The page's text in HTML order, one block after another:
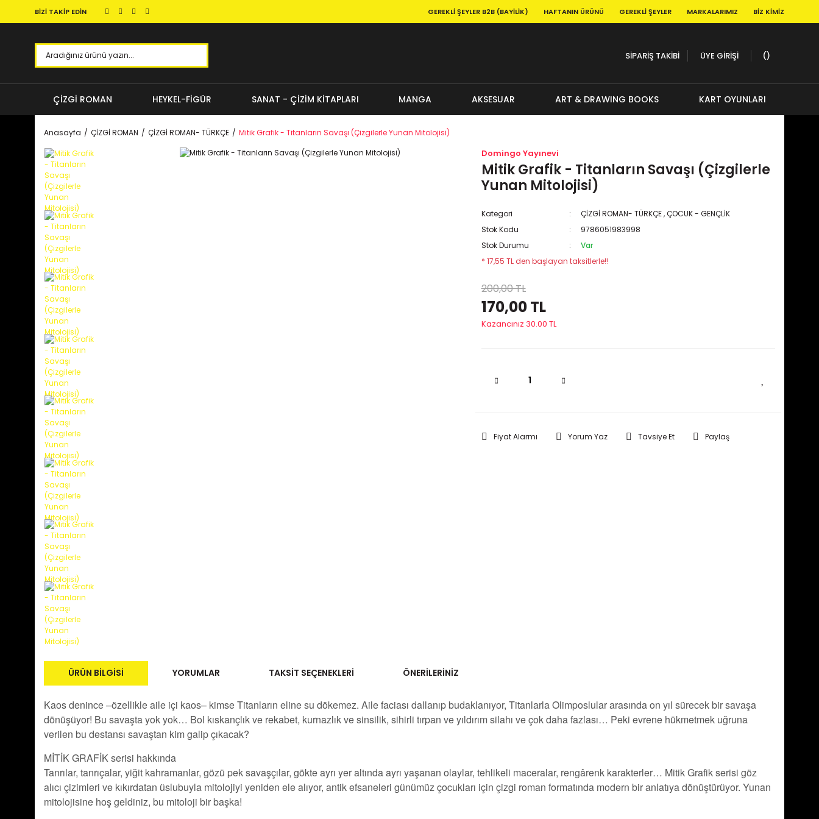
BİZİ TAKİP EDİN GEREKLI ŞEYLER B2B (BAYILIK) HAFTANIN ÜRÜNÜ GEREKLI ŞEYLER MARKALARIMIZ BIZ KIMIZ
SİPARİŞ TAKİBİ ÜYE GİRİŞİ
ÇİZGİ ROMAN HEYKEL-FİGÜR SANAT - ÇİZİM KİTAPLARI MANGA AKSESUAR ART & DRAWING BOOKS KART OYUNLARI
Anasayfa ÇİZGİ ROMAN ÇİZGİ ROMAN- TÜRKÇE Mitik Grafik - Titanların Savaşı (Çizgilerle Yunan Mitolojisi)
Domingo Yayınevi
Mitik Grafik - Titanların Savaşı (Çizgilerle
Yunan Mitolojisi)
Kategori ÇİZGİ ROMAN- TÜRKÇE,ÇOCUK - GENÇLİK
Stok Kodu
9786051983998
Stok Durumu
Var
* 17,55 TL den başlayan taksitlerle!!
200,00 TL
170,00 TL
Kazancınız 30.00 TL
Fiyat Alarmı Yorum Yaz Tavsiye Et Paylaş
ÜRÜN BILGISI YORUMLAR TAKSIT SEÇENEKLERI ÖNERILERINIZ
Kaos denince –özellikle aile içi kaos– kimse Titanların eline su dökemez. Aile faciası dallanıp budaklanıyor, Titanlarla Olimposlular arasında on yıl sürecek bir savaşa
dönüşüyor! Bu savaşta yok yok… Bol kıskançlık ve rekabet, kurnazlık ve sinsilik, sihirli tırpan ve yıldırım silahı ve çok daha fazlası… Peki evrene hükmetmek uğruna
verilen bu destansı savaştan kim galip çıkacak?
MİTİK GRAFİK serisi hakkında
Tanrılar, tanrıçalar, yiğit kahramanlar, gözü pek savaşçılar, gökte ayrı yer altında ayrı yaşanan olaylar, tehlikeli maceralar, rengârenk karakterler… Mitik Grafik serisi göz
alıcı çizimleri ve kıkırdatan üslubuyla mitolojiyi yeniden ele alıyor, antik efsaneleri günümüz çocukları için çizgi roman formatında modern bir anlatıya dönüştürüyor. Yunan
mitolojisine hoş geldiniz, bu mitoloji bir başka!